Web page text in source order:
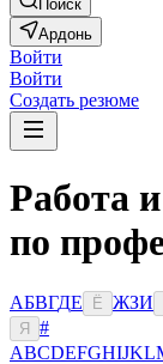
Поиск
Ардонь
Войти
Войти
Создать резюме
Работа
по
АБВГДЕ Ё ЖЗИ
Я
#
ABCDEFGHIJKL